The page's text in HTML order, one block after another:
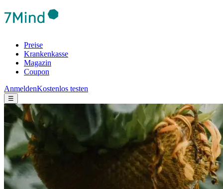
Preise
Krankenkasse
Magazin
Coupon
AnmeldenKostenlos testen
☰